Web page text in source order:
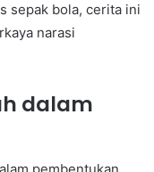
sepak bola, cerita ini
narasi
dalam